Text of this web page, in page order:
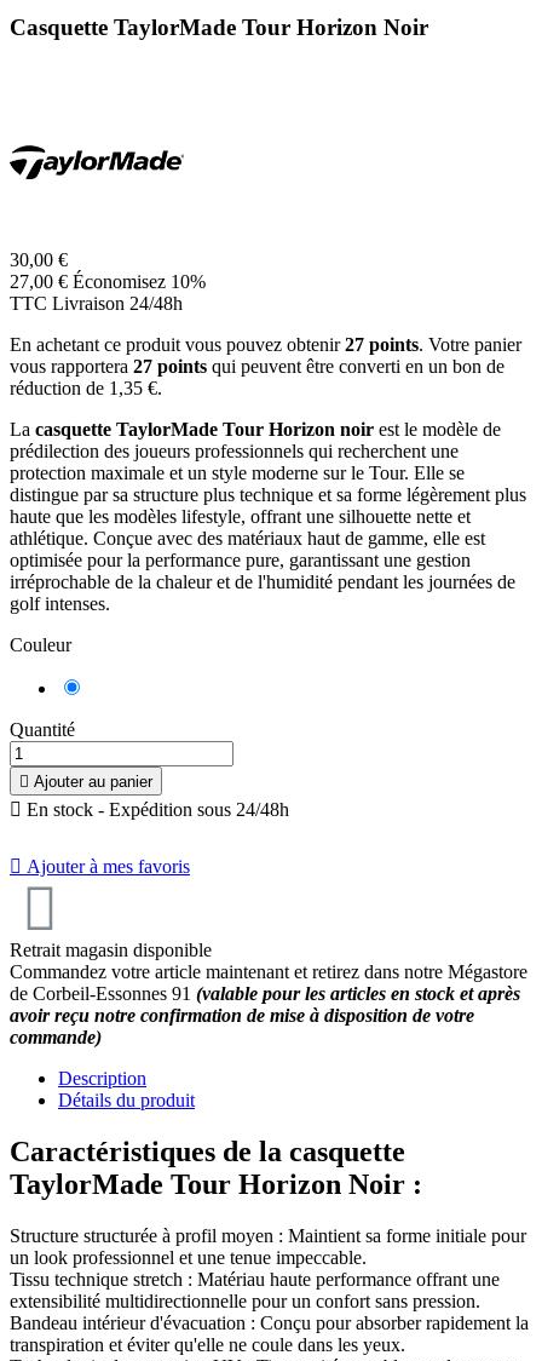
Casquette TaylorMade Tour Horizon Noir
30,00 €
27,00 € Économisez 10%
TTC Livraison 24/48h
En achetant ce produit vous pouvez obtenir27 points. Votre panier
vous rapportera 27 points qui peuvent être converti en un bon de
réduction de 1,35 €.
La casquette TaylorMade Tour Horizon noir est le modèle de
prédilection des joueurs professionnels qui recherchent une
protection maximale et un style moderne sur le Tour. Elle se
distingue par sa structure plus technique et sa forme légèrement plus
haute que les modèles lifestyle, offrant une silhouette nette et
athlétique. Conçue avec des matériaux haut de gamme, elle est
optimisée pour la performance pure, garantissant une gestion
irréprochable de la chaleur et de l'humidité pendant les journées de
golf intenses.
Couleur
Quantité
 Ajouter au panier
 En stock - Expédition sous 24/48h
 Ajouter à mes favoris
Retrait magasin disponible
Commandez votre article maintenant et retirez dans notre Mégastore
de Corbeil-Essonnes 91 (valable pour les articles en stock et après
avoir reçu notre confirmation de mise à disposition de votre
commande)
Description
Détails du produit
Caractéristiques de la casquette
TaylorMade Tour Horizon Noir :
Structure structurée à profil moyen : Maintient sa forme initiale pour
un look professionnel et une tenue impeccable.
Tissu technique stretch : Matériau haute performance offrant une
extensibilité multidirectionnelle pour un confort sans pression.
Bandeau intérieur d'évacuation : Conçu pour absorber rapidement la
transpiration et éviter qu'elle ne coule dans les yeux.